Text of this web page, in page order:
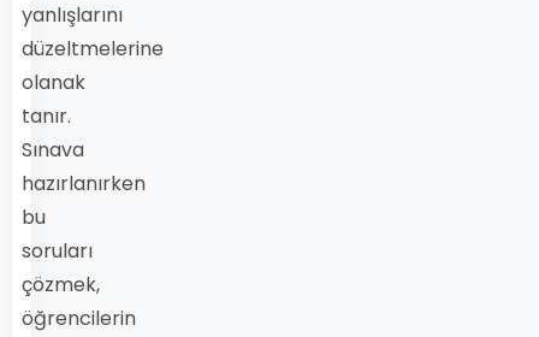
yanlışlarını
düzeltmelerine
olanak
tanır.
Sınava
hazırlanırken
bu
soruları
çözmek,
öğrencilerin